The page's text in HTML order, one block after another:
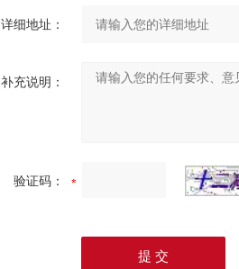
详细地址：
补充说明：
验证码：